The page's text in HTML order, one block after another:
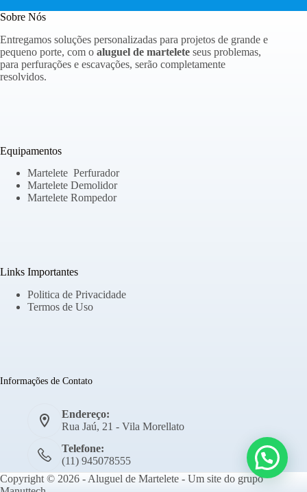
Sobre Nós
Entregamos soluções personalizadas para projetos de grande e
pequeno porte, com o aluguel de martelete seus problemas,
para perfurações e escavações, serão completamente
resolvidos.
Equipamentos
Martelete Perfurador
Martelete Demolidor
Martelete Rompedor
Links Importantes
Politica de Privacidade
Termos de Uso
Informações de Contato
Endereço:
Rua Jaú, 21 - Vila Morellato
Telefone:
(11) 945078555
Copyright © 2026 - Aluguel de Martelete - Um site do grupo